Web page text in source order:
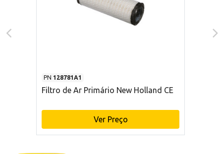
PN 128781A1
Filtro de Ar Primário New Holland CE
Ver Preço